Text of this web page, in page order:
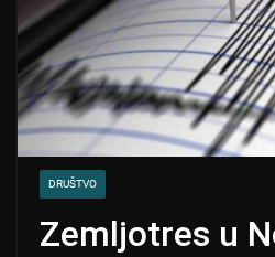
DRUŠTVO
Zemljotres u